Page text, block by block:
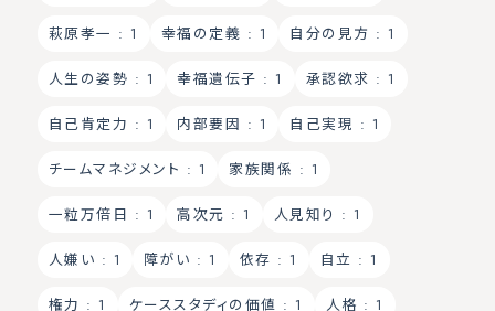
萩原孝一 : 1 幸福の定義 : 1 自分の見方 : 1
人生の姿勢 : 1 幸福遺伝子 : 1 承認欲求 : 1
自己肯定力 : 1 内部要因 : 1 自己実現 : 1
チームマネジメント : 1 家族関係 : 1
一粒万倍日 : 1 高次元 : 1 人見知り : 1
人嫌い : 1 障がい : 1 依存 : 1 自立 : 1
権力 : 1 ケーススタディの価値 : 1 人格 : 1